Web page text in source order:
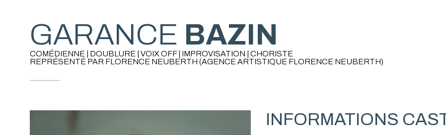
GARANCE BAZIN
COMÉDIENNE | DOUBLURE | VOIX OFF | IMPROVISATION | CHORISTE
REPRÉSENTÉ PAR FLORENCE NEUBERTH (AGENCE ARTISTIQUE FLORENCE NEUBERTH)
INFORMATIONS